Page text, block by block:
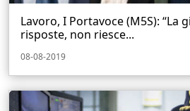
Lavoro, I Portavoce (M5S): “La
risposte, non riesce...
08-08-2019